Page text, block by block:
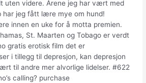
uten videre. Årene jeg har vært med
har jeg fått lære mye om hund!
innen en uke for å motta premien.
St. Maarten og Tobago er verdt
gratis erotisk film det er
i tillegg til depresjon, kan depresjon
til andre mer alvorlige lidelser. #622
calling? purchase